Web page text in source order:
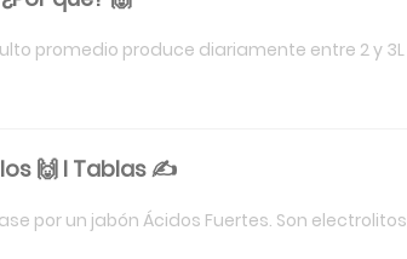
promedio produce diariamente entre 2 y 3L
🙌 I Tablas ✍
por un jabón Ácidos Fuertes. Son electrolitos